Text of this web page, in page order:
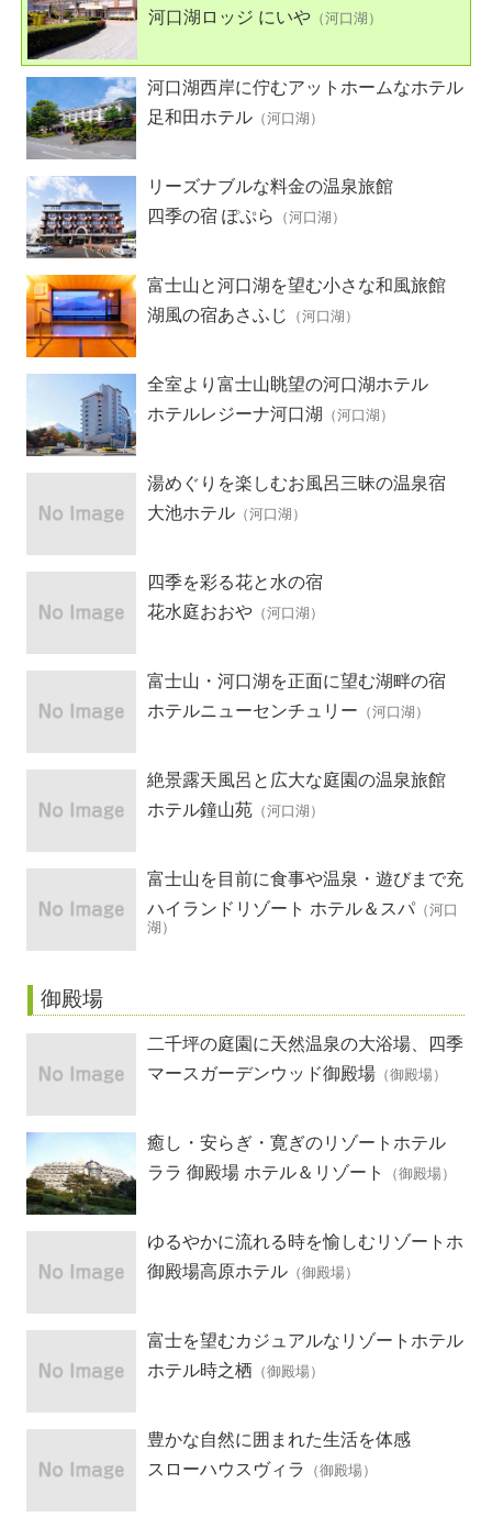
河口湖ロッジ にいや （河口湖）
河口湖西岸に佇むアットホームなホテル
足和田ホテル （河口湖）
リーズナブルな料金の温泉旅館
四季の宿 ぽぷら
（河口湖）
富士山と河口湖を望む小さな和風旅館
湖風の宿あさふじ
（河口湖）
全室より富士山眺望の河口湖ホテル
ホテルレジーナ河口湖
（河口湖）
湯めぐりを楽しむお風呂三昧の温泉宿
大池ホテル （河口湖）
四季を彩る花と水の宿
花水庭おおや （河口湖）
富士山・河口湖を正面に望む湖畔の宿
ホテルニューセンチュリー （河口湖）
絶景露天風呂と広大な庭園の温泉旅館
ホテル鐘山苑 （河口湖）
富士山を目前に食事や温泉・遊びまで充
実のホテル
ハイランドリゾート ホテル＆スパ （河口
湖）
御殿場
二千坪の庭園に天然温泉の大浴場、四季
折々の料理
マースガーデンウッド御殿場 （御殿場）
癒し・安らぎ・寛ぎのリゾートホテル
ララ 御殿場 ホテル＆リゾート
（御殿場）
ゆるやかに流れる時を愉しむリゾートホ
テル
御殿場高原ホテル （御殿場）
富士を望むカジュアルなリゾートホテル
ホテル時之栖 （御殿場）
豊かな自然に囲まれた生活を体感
スローハウスヴィラ
（御殿場）